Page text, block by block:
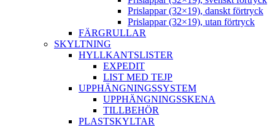
Prislappar (32×19), danskt förtryck
Prislappar (32×19), utan förtryck
FÄRGRULLAR
SKYLTNING
HYLLKANTSLISTER
EXPEDIT
LIST MED TEJP
UPPHÄNGNINGSSYSTEM
UPPHÄNGNINGSSKENA
TILLBEHÖR
PLASTSKYLTAR